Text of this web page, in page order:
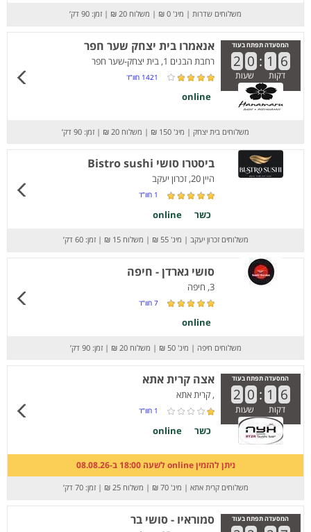
משלוחים שדרות | מינ' 0 ₪ | משלוח 20 ₪ | זמן: 90 דק’
המסעדה תפתח בעוד
2 0 : 1 6
דקות שעות
אנאמרו בית יצחק שער חפר
רחבת הבנים 1, בית יצחק-שער חפר
1421 חוו”ד
online
משלוחים בית יצחק | מינ' 150 ₪ | משלוח 20 ₪ | זמן: 90 דק’
ביסטרו סושי Bistro sushi
היין 20, זכרון יעקב
1 חוו”ד
כשר online
משלוחים זכרון יעקב | מינ' 55 ₪ | משלוח 15 ₪ | זמן: 60 דק’
סושי גארדן - חיפה
3, חיפה
7 חוו”ד
online
משלוחים חיפה | מינ' 50 ₪ | משלוח 20 ₪ | זמן: 90 דק’
המסעדה תפתח בעוד
2 0 : 1 6
דקות שעות
אצה קרית אתא
, קרית אתא
1 חוו”ד
כשר online
ניתן להזמין online לשעה 18:00 ב-08.08.26
משלוחים קרית אתא | מינ' 70 ₪ | משלוח 25 ₪ | זמן: 70 דק’
המסעדה תפתח בעוד סמוראיו - סושי בר